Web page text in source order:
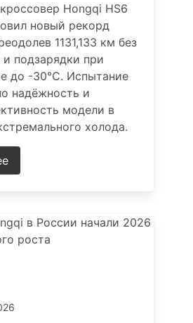
Hongqi HS6
новый рекорд
1131,133 км без
и подзарядки при
до -30°C. Испытание
надёжность и
модели в
холода.